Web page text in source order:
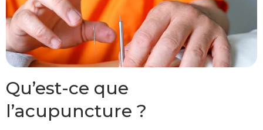
Qu’est-ce que
l’acupuncture ?